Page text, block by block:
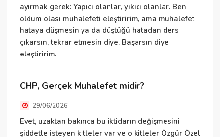
ayırmak gerek: Yapıcı olanlar, yıkıcı olanlar. Ben
oldum olası muhalefeti eleştiririm, ama muhalefet
hataya düşmesin ya da düştüğü hatadan ders
çıkarsın, tekrar etmesin diye. Başarsın diye
eleştiririm.
CHP, Gerçek Muhalefet midir?
29/06/2026
Evet, uzaktan bakınca bu iktidarın değişmesini
şiddetle isteyen kitleler var ve o kitleler Özgür Özel